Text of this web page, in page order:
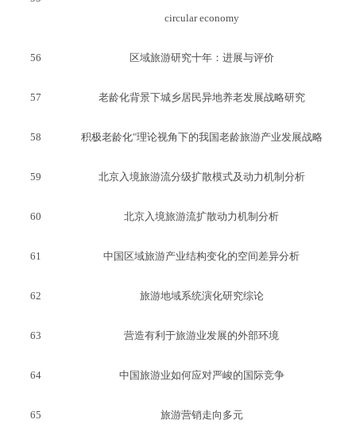
circular economy
56 区域旅游研究十年：进展与评价
57 老龄化背景下城乡居民异地养老发展战略研究
58 积极老龄化"理论视角下的我国老龄旅游产业发展战略
59 北京入境旅游流分级扩散模式及动力机制分析
60 北京入境旅游流扩散动力机制分析
61 中国区域旅游产业结构变化的空间差异分析
62 旅游地域系统演化研究综论
63 营造有利于旅游业发展的外部环境
64 中国旅游业如何应对严峻的国际竞争
65 旅游营销走向多元